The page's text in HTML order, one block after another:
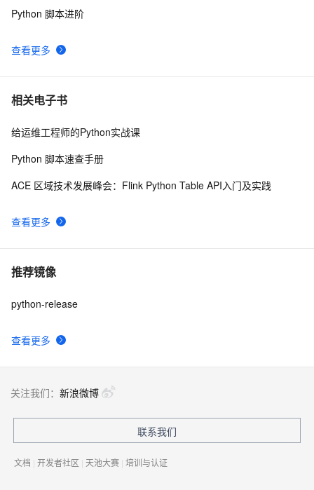
查看更多
Python 脚本进阶
相关电子书
查看更多
给运维工程师的Python实战课
Python 脚本速查手册
ACE 区域技术发展峰会：Flink Python Table API入门及实践
推荐镜像
查看更多
python-release
关注我们： 新浪微博
联系我们
文档 | 开发者社区 | 天池大赛 | 培训与认证